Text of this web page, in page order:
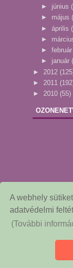
A webhely
adatvédelmi
(További
► június
► május
► április
►
► február
► január
► 2012
► 2011
► 2010 (55)